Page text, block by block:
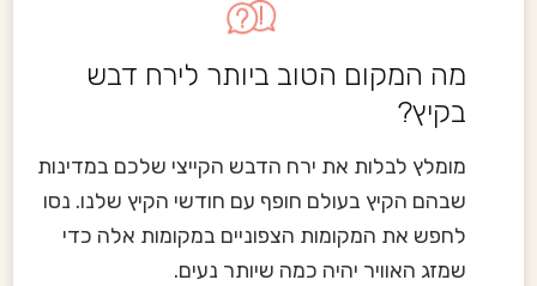
מה המקום הטוב ביותר לירח דבש
בקיץ?
מומלץ לבלות את ירח הדבש הקייצי שלכם במדינות
שבהם הקיץ בעולם חופף עם חודשי הקיץ שלנו. נסו
לחפש את המקומות הצפוניים במקומות אלה כדי
שמזג האוויר יהיה כמה שיותר נעים.